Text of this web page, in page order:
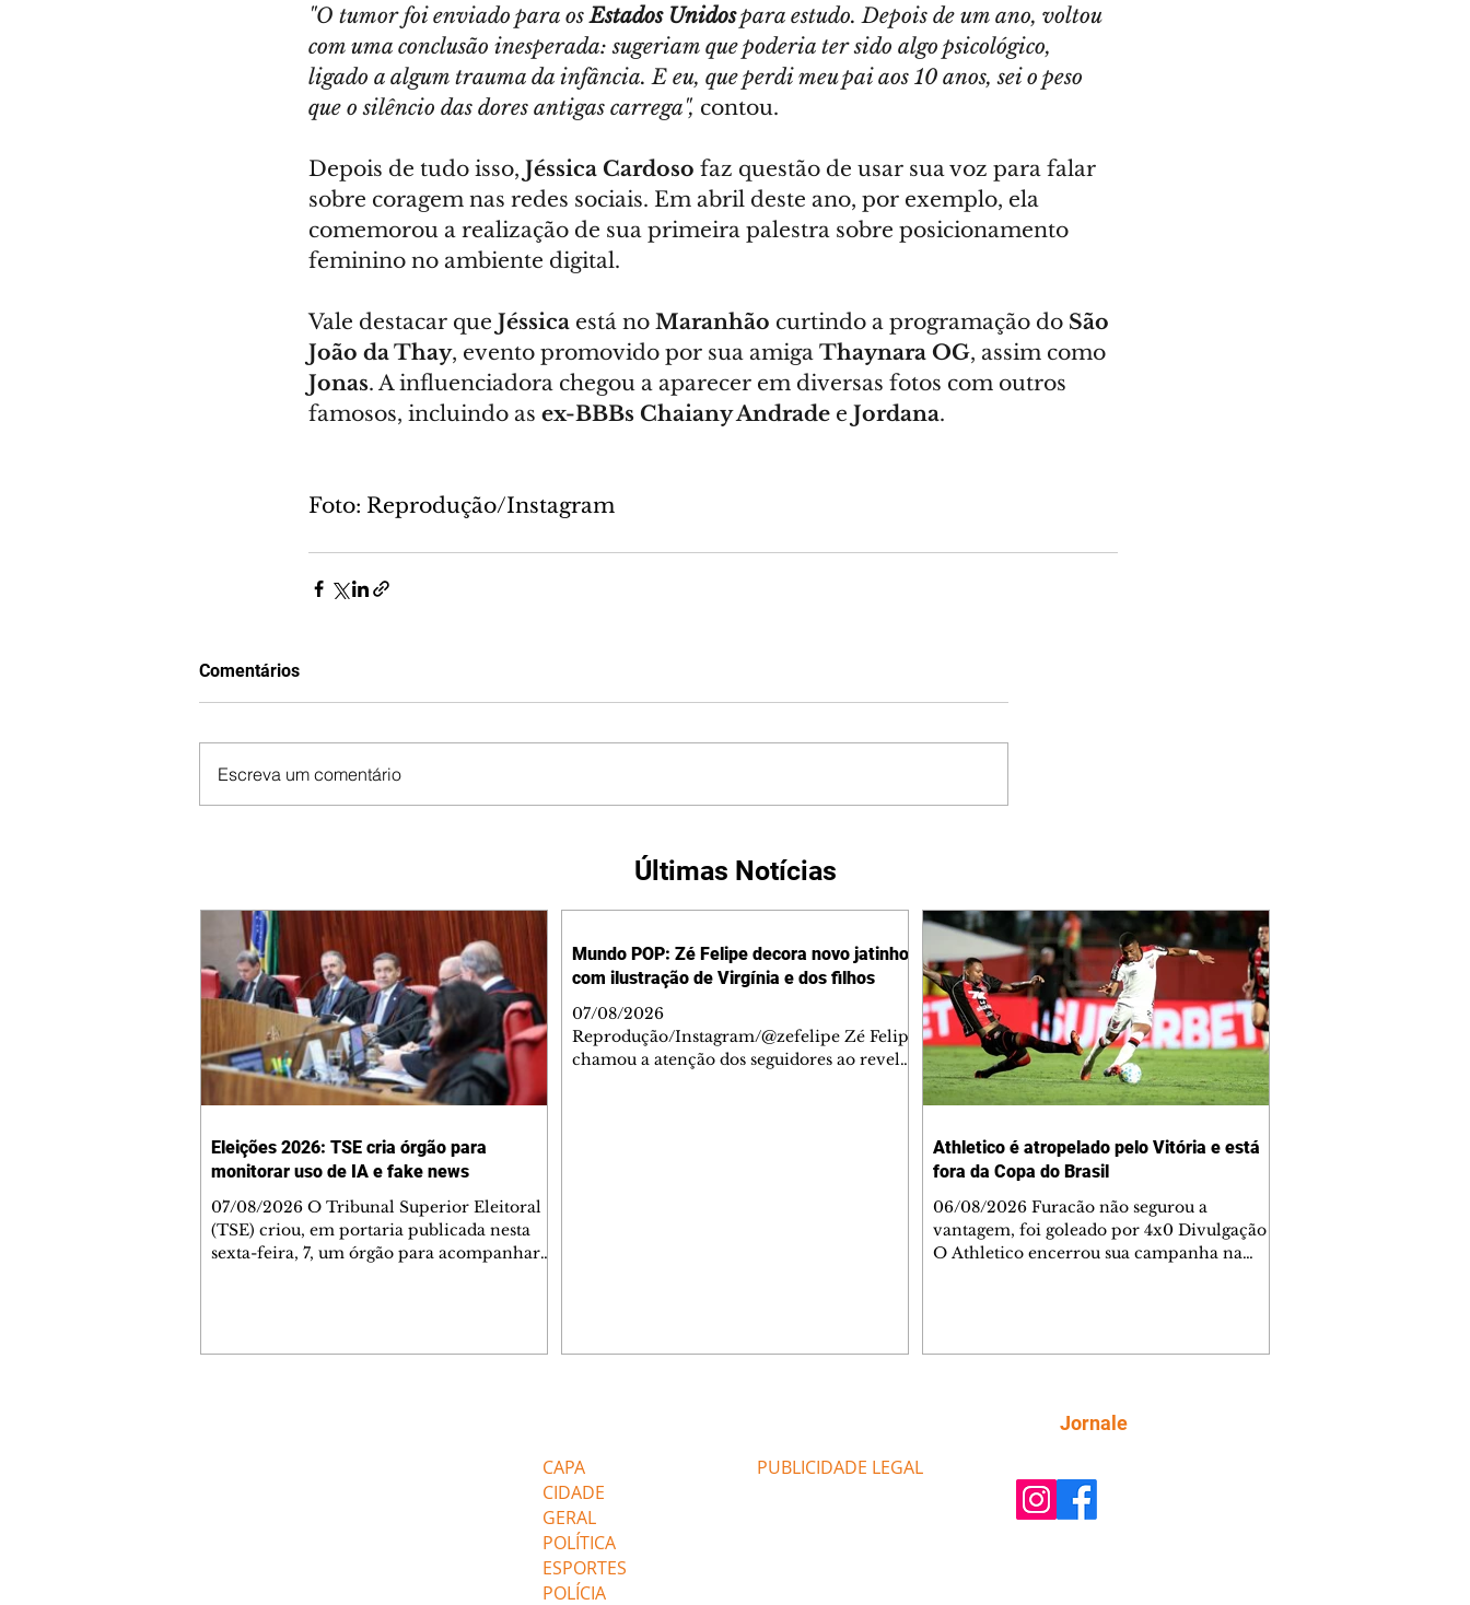
"O tumor foi enviado para os Estados Unidos para estudo. Depois de um ano, voltou
com uma conclusão inesperada: sugeriam que poderia ter sido algo psicológico,
ligado a algum trauma da infância. E eu, que perdi meu pai aos 10 anos, sei o peso
que o silêncio das dores antigas carrega", contou.
Depois de tudo isso, Jéssica Cardoso faz questão de usar sua voz para falar
sobre coragem nas redes sociais. Em abril deste ano, por exemplo, ela
comemorou a realização de sua primeira palestra sobre posicionamento
feminino no ambiente digital.
Vale destacar que Jéssica está no Maranhão curtindo a programação do São
João da Thay, evento promovido por sua amiga Thaynara OG, assim como
Jonas. A influenciadora chegou a aparecer em diversas fotos com outros
famosos, incluindo as ex-BBBs Chaiany Andrade e Jordana.
Foto: Reprodução/Instagram
Comentários
Escreva um comentário
Últimas Notícias
Eleições 2026: TSE cria órgão para
monitorar uso de IA e fake news
07/08/2026 O Tribunal Superior Eleitoral
(TSE) criou, em portaria publicada nesta
sexta-feira, 7, um órgão para acompanhar
Mundo POP: Zé Felipe decora novo jatinho
com ilustração de Virgínia e dos filhos
07/08/2026
Reprodução/Instagram/@zefelipe Zé Felipe
chamou a atenção dos seguidores ao revelar
Athletico é atropelado pelo Vitória e está
fora da Copa do Brasil
06/08/2026 Furacão não segurou a
vantagem, foi goleado por 4x0 Divulgação
O Athletico encerrou sua campanha na
gols em cada tempo. Renê e Erick
balançaram a rede no primeiro. Renê e
Superado por 4×
CAPA
CIDADE
GERAL
POLÍTICA
ESPORTES
POLÍCIA
PUBLICIDADE LEGAL
Jornale